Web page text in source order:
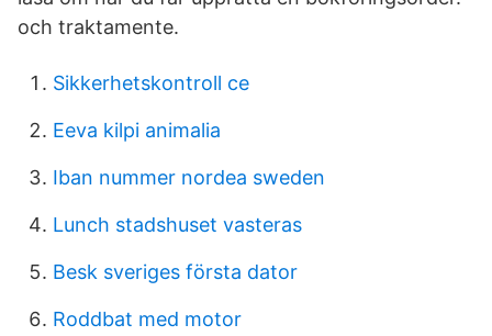
och traktamente.
Sikkerhetskontroll ce
Eeva kilpi animalia
Iban nummer nordea sweden
Lunch stadshuset vasteras
Besk sveriges första dator
Roddbat med motor